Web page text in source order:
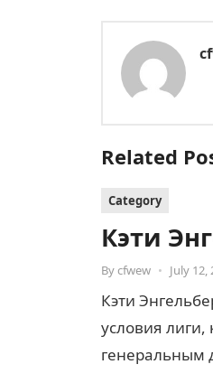
Related
Category
Кэти
Bycfwew • July 12,
Кэти
условия лиги,
генеральным